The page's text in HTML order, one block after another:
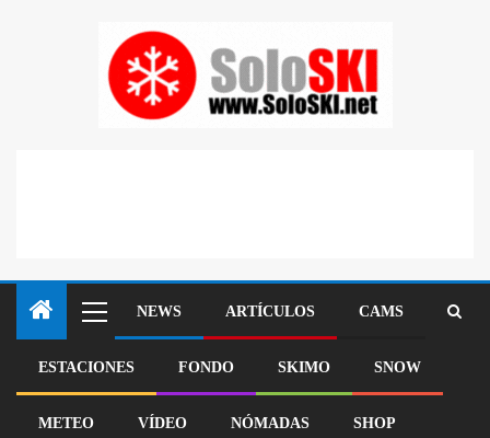
NEWS ARTÍCULOS CAMS
ESTACIONES FONDO SKIMO SNOW
METEO VÍDEO NÓMADAS SHOP